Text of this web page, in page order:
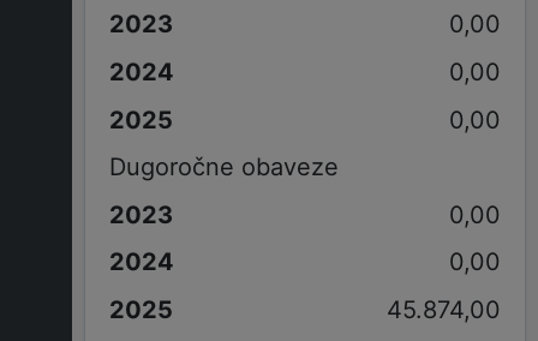
0,00
0,00
0,00
Dugoročne obaveze
0,00
0,00
45.874,00